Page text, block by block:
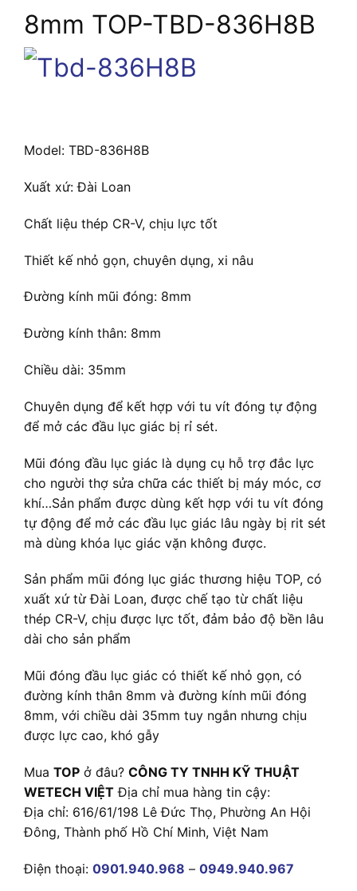
8mm TOP-TBD-836H8B
Model: TBD-836H8B
Xuất xứ: Đài Loan
Chất liệu thép CR-V, chịu lực tốt
Thiết kế nhỏ gọn, chuyên dụng, xi nâu
Đường kính mũi đóng: 8mm
Đường kính thân: 8mm
Chiều dài: 35mm
Chuyên dụng để kết hợp với tu vít đóng tự động
để mở các đầu lục giác bị rỉ sét.
Mũi đóng đầu lục giác là dụng cụ hỗ trợ đắc lực
cho người thợ sửa chữa các thiết bị máy móc, cơ
khí…Sản phẩm được dùng kết hợp với tu vít đóng
tự động để mở các đầu lục giác lâu ngày bị rit sét
mà dùng khóa lục giác vặn không được.
Sản phẩm mũi đóng lục giác thương hiệu TOP, có
xuất xứ từ Đài Loan, được chế tạo từ chất liệu
thép CR-V, chịu được lực tốt, đảm bảo độ bền lâu
dài cho sản phẩm
Mũi đóng đầu lục giác có thiết kế nhỏ gọn, có
đường kính thân 8mm và đường kính mũi đóng
8mm, với chiều dài 35mm tuy ngắn nhưng chịu
được lực cao, khó gẫy
Mua TOP ở đâu? CÔNG TY TNHH KỸ THUẬT
WETECH VIỆT Địa chỉ mua hàng tin cậy:
Địa chỉ: 616/61/198 Lê Đức Thọ, Phường An Hội
Đông, Thành phố Hồ Chí Minh, Việt Nam
Điện thoại: 0901.940.968 – 0949.940.967